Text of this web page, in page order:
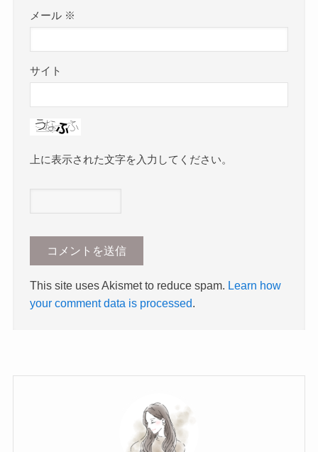
メール ※
サイト
上に表示された文字を入力してください。
This site uses Akismet to reduce spam. Learn how
your comment data is processed.